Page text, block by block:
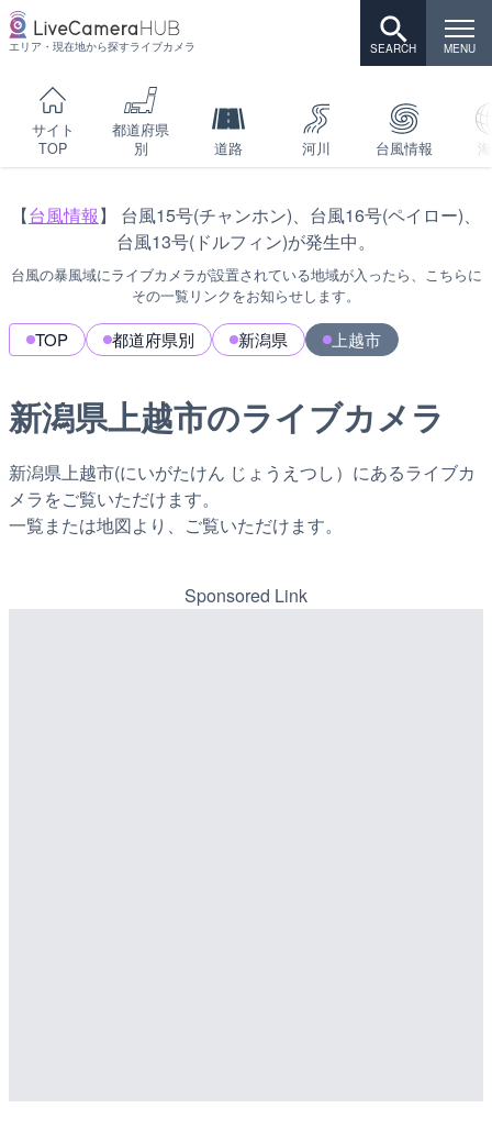
エリア・現在地から探すライブカメラ
サイト
TOP
都道府県
別
道路 河川 台風情報
【台風情報】 台風15号(チャンホン)、台風16号(ペイロー)、
台風13号(ドルフィン)が発生中。
台風の暴風域にライブカメラが設置されている地域が入ったら、こちらに
その一覧リンクをお知らせします。
TOP 都道府県別 新潟県 上越市
新潟県上越市のライブカメラ
新潟県上越市(にいがたけん じょうえつし）にあるライブカ
メラをご覧いただけます。
一覧または地図より、ご覧いただけます。
Sponsored Link